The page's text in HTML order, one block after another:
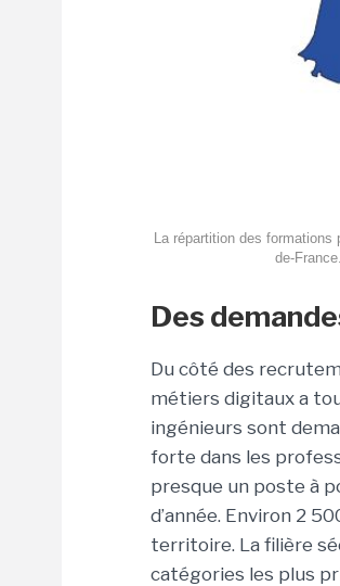
La répartition des
de-
Des
Du côté des
métiers digitaux a
ingénieurs sont
forte dans les
presque un poste à
d’année. Environ 2
territoire. La filière
catégories les plus